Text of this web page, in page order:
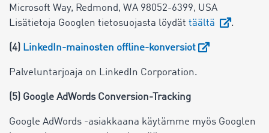
Microsoft Way, Redmond, WA 98052-6399, USA
Lisätietoja Googlen tietosuojasta löydät täältä .
(4) LinkedIn-mainosten offline-konversiot
Palveluntarjoaja on LinkedIn Corporation.
(5) Google AdWords Conversion-Tracking
Google AdWords -asiakkaana käytämme myös Googlen